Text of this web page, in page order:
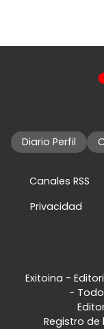
Diario Perfil
Canales RSS
Privacidad
Exitoina -
-
Registro